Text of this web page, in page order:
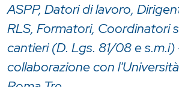
ASPP, Datori di lavoro,
RLS, Formatori, Coordinatori
cantieri (D. Lgs. 81/08 e s.m.i)
collaborazione con